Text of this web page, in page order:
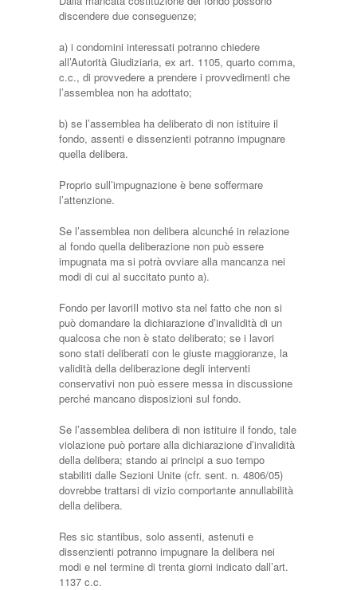
discendere due conseguenze;
a) i condomini interessati potranno chiedere
all’Autorità Giudiziaria, ex art. 1105, quarto comma,
c.c., di provvedere a prendere i provvedimenti che
l’assemblea non ha adottato;
b) se l’assemblea ha deliberato di non istituire il
fondo, assenti e dissenzienti potranno impugnare
quella delibera.
Proprio sull’impugnazione è bene soffermare
l’attenzione.
Se l’assemblea non delibera alcunché in relazione
al fondo quella deliberazione non può essere
impugnata ma si potrà ovviare alla mancanza nei
modi di cui al succitato punto a).
Fondo per lavoriIl motivo sta nel fatto che non si
può domandare la dichiarazione d’invalidità di un
qualcosa che non è stato deliberato; se i lavori
sono stati deliberati con le giuste maggioranze, la
validità della deliberazione degli interventi
conservativi non può essere messa in discussione
perché mancano disposizioni sul fondo.
Se l’assemblea delibera di non istituire il fondo, tale
violazione può portare alla dichiarazione d’invalidità
della delibera; stando ai principi a suo tempo
stabiliti dalle Sezioni Unite (cfr. sent. n. 4806/05)
dovrebbe trattarsi di vizio comportante annullabilità
della delibera.
Res sic stantibus, solo assenti, astenuti e
dissenzienti potranno impugnare la delibera nei
modi e nel termine di trenta giorni indicato dall’art.
1137 c.c.